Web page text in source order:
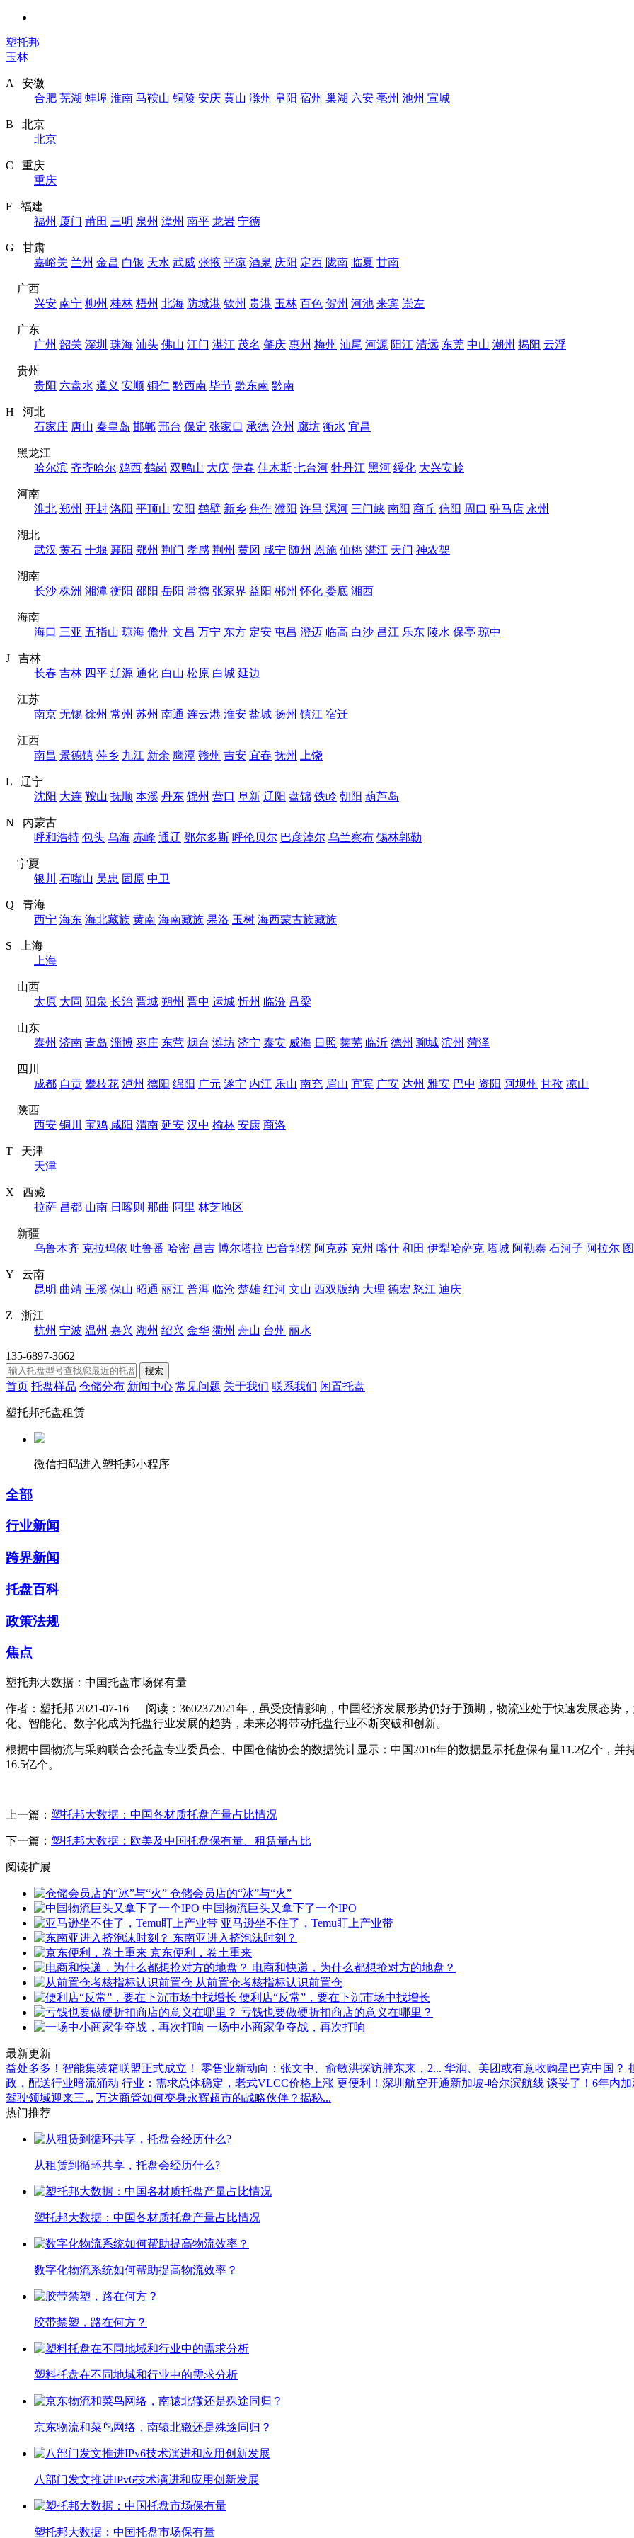
塑托邦
玉林
A 安徽
合肥 芜湖 蚌埠 淮南 马鞍山 铜陵 安庆 黄山 滁州 阜阳 宿州 巢湖 六安 亳州 池州 宣城
B 北京
北京
C 重庆
重庆
F 福建
福州 厦门 莆田 三明 泉州 漳州 南平 龙岩 宁德
G 甘肃
嘉峪关 兰州 金昌 白银 天水 武威 张掖 平凉 酒泉 庆阳 定西 陇南 临夏 甘南
广西
兴安 南宁 柳州 桂林 梧州 北海 防城港 钦州 贵港 玉林 百色 贺州 河池 来宾 崇左
广东
广州 韶关 深圳 珠海 汕头 佛山 江门 湛江 茂名 肇庆 惠州 梅州 汕尾 河源 阳江 清远 东莞 中山 潮州 揭阳 云浮
贵州
贵阳 六盘水 遵义 安顺 铜仁 黔西南 毕节 黔东南 黔南
H 河北
石家庄 唐山 秦皇岛 邯郸 邢台 保定 张家口 承德 沧州 廊坊 衡水 宜昌
黑龙江
哈尔滨 齐齐哈尔 鸡西 鹤岗 双鸭山 大庆 伊春 佳木斯 七台河 牡丹江 黑河 绥化 大兴安岭
河南
淮北 郑州 开封 洛阳 平顶山 安阳 鹤壁 新乡 焦作 濮阳 许昌 漯河 三门峡 南阳 商丘 信阳 周口 驻马店 永州
湖北
武汉 黄石 十堰 襄阳 鄂州 荆门 孝感 荆州 黄冈 咸宁 随州 恩施 仙桃 潜江 天门 神农架
湖南
长沙 株洲 湘潭 衡阳 邵阳 岳阳 常德 张家界 益阳 郴州 怀化 娄底 湘西
海南
海口 三亚 五指山 琼海 儋州 文昌 万宁 东方 定安 屯昌 澄迈 临高 白沙 昌江 乐东 陵水 保亭 琼中
J 吉林
长春 吉林 四平 辽源 通化 白山 松原 白城 延边
江苏
南京 无锡 徐州 常州 苏州 南通 连云港 淮安 盐城 扬州 镇江 宿迁
江西
南昌 景德镇 萍乡 九江 新余 鹰潭 赣州 吉安 宜春 抚州 上饶
L 辽宁
沈阳 大连 鞍山 抚顺 本溪 丹东 锦州 营口 阜新 辽阳 盘锦 铁岭 朝阳 葫芦岛
N 内蒙古
呼和浩特 包头 乌海 赤峰 通辽 鄂尔多斯 呼伦贝尔 巴彦淖尔 乌兰察布 锡林郭勒
宁夏
银川
石嘴山 吴忠 固原 中卫
Q 青海
西宁 海东 海北藏族 黄南 海南藏族 果洛 玉树 海西蒙古族藏族
S 上海
上海
山西
太原 大同 阳泉 长治 晋城 朔州 晋中 运城 忻州 临汾 吕梁
山东
泰州 济南 青岛 淄博 枣庄 东营 烟台 潍坊 济宁 泰安 威海 日照 莱芜 临沂 德州 聊城 滨州 菏泽
四川
成都 自贡 攀枝花 泸州 德阳 绵阳 广元 遂宁 内江 乐山 南充 眉山 宜宾 广安 达州 雅安 巴中 资阳 阿坝州 甘孜 凉山
陕西
西安 铜川 宝鸡 咸阳 渭南 延安 汉中 榆林 安康 商洛
T 天津
天津
X 西藏
拉萨 昌都 山南 日喀则 那曲 阿里 林芝地区
新疆
乌鲁木齐 克拉玛依 吐鲁番 哈密 昌吉 博尔塔拉 巴音郭楞 阿克苏 克州 喀什 和田 伊犁哈萨克 塔城 阿勒泰 石河子 阿拉尔
Y 云南
昆明 曲靖 玉溪 保山 昭通 丽江 普洱 临沧 楚雄 红河 文山 西双版纳 大理 德宏 怒江 迪庆
Z 浙江
杭州 宁波 温州 嘉兴 湖州 绍兴 金华 衢州 舟山 台州 丽水
135-6897-3662
搜索
首页 托盘样品 仓储分布 新闻中心 常见问题 关于我们 联系我们 闲置托盘
塑托邦托盘租赁
微信扫码进入塑托邦小程序
全部
行业新闻
跨界新闻
托盘百科
政策法规
焦点
塑托邦大数据：中国托盘市场保有量
作者：塑托邦 2021-07-16 阅读：3602372021年，虽受疫情影响，中国经济发展形势仍好于预期，物流业处于快速发展态势
化、智能化、数字化成为托盘行业发展的趋势，未来必将带动托盘行业不断突破和创新。
根据中国物流与采购联合会托盘专业委员会、中国仓储协会的数据统计显示：中国2016年的数据显示托盘保有量11.2亿个，并
16.5亿个。
上一篇： 塑托邦大数据：中国各材质托盘产量占比情况
下一篇： 塑托邦大数据：欧美及中国托盘保有量、租赁量占比
阅读扩展
仓储会员店的“冰”与“火”
中国物流巨头又拿下了一个IPO
亚马逊坐不住了，Temu盯上产业带
东南亚进入挤泡沫时刻？
京东便利，卷土重来
电商和快递，为什么都想抢对方的地盘？
从前置仓考核指标认识前置仓
便利店“反常”，要在下沉市场中找增长
亏钱也要做硬折扣商店的意义在哪里？
一场中小商家争夺战，再次打响
最新更新
益处多多！智能集装箱联盟正式成立！
零售业新动向：张文中、俞敏洪探访胖东来，2... 华润、美团或有意收购星巴克中国？
政，配送行业暗流涌动 行业：需求总体稳定，老式VLCC价格上涨 更便利！深圳航空开通新加坡-哈尔滨航线 谈妥了！6年内加
驾驶领域迎来三... 万达商管如何变身永辉超市的战略伙伴？揭秘...
热门推荐
从租赁到循环共享，托盘会经历什么?
塑托邦大数据：中国各材质托盘产量占比情况
数字化物流系统如何帮助提高物流效率？
胶带禁塑，路在何方？
塑料托盘在不同地域和行业中的需求分析
京东物流和菜鸟网络，南辕北辙还是殊途同归？
八部门发文推进IPv6技术演进和应用创新发展
塑托邦大数据：中国托盘市场保有量